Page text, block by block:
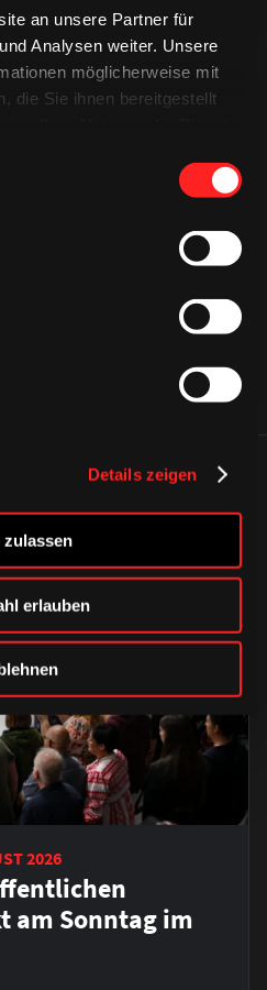
an unsere Partner für
Analysen weiter. Unsere
möglicherweise mit
die Sie ihnen bereitgestellt
Details zeigen
zulassen
erlauben
2026
am Sonntag im